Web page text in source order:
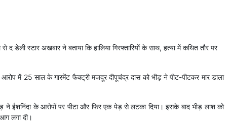
स्टार अखबार ने बताया कि हालिया गिरफ्तारियों के साथ, हत्या में कथित तौर पर
में 25 साल के गारमेंट फैक्ट्री मजदूर दीपूचंद्र दास को भीड़ ने पीट-पीटकर मार डाला
ने ईशनिंदा के आरोपों पर पीटा और फिर एक पेड़ से लटका दिया। इसके बाद भीड़ लाश को
लगा दी।